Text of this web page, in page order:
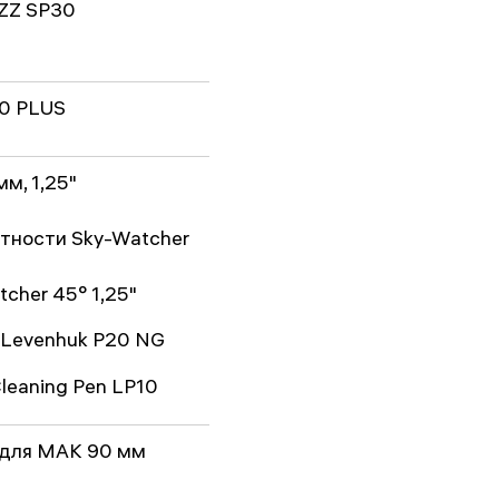
SP30
PLUS
1,25"
Sky-Watcher
45° 1,25"
P20 NG
Pen LP10
MAK 90 мм